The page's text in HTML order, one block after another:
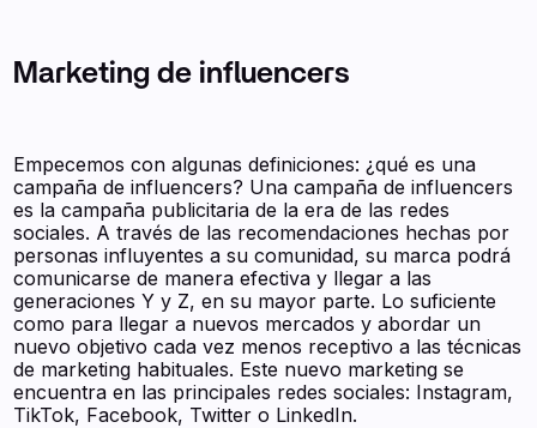
Marketing de influencers
Empecemos con algunas definiciones: ¿qué es una
campaña de influencers? Una campaña de influencers
es la campaña publicitaria de la era de las redes
sociales. A través de las recomendaciones hechas por
personas influyentes a su comunidad, su marca podrá
comunicarse de manera efectiva y llegar a las
generaciones Y y Z, en su mayor parte. Lo suficiente
como para llegar a nuevos mercados y abordar un
nuevo objetivo cada vez menos receptivo a las técnicas
de marketing habituales. Este nuevo marketing se
encuentra en las principales redes sociales: Instagram,
TikTok, Facebook, Twitter o LinkedIn.